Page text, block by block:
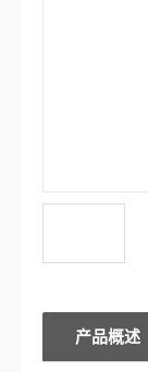
产品概述